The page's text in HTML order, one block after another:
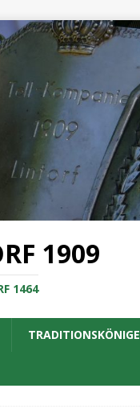
1909
1464
TRADITIONSKÖNIGE